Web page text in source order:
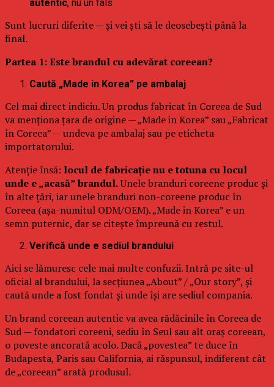
autentic, nu un fals
Sunt lucruri diferite — și vei ști să le deosebești până la
final.
Partea 1: Este brandul cu adevărat coreean?
Caută „Made in Korea” pe ambalaj
Cel mai direct indiciu. Un produs fabricat în Coreea de Sud
va menționa țara de origine — „Made in Korea” sau „Fabricat
în Coreea” — undeva pe ambalaj sau pe eticheta
importatorului.
Atenție însă: locul de fabricație nu e totuna cu locul
unde e „acasă” brandul.Unele branduri coreene produc și
în alte țări, iar unele branduri non-coreene produc în
Coreea (așa-numitul ODM/OEM). „Made in Korea” e un
semn puternic, dar se citește împreună cu restul.
Verifică unde e sediul brandului
Aici se lămuresc cele mai multe confuzii. Intră pe site-ul
oficial al brandului, la secțiunea „About” / „Our story”, și
caută unde a fost fondat și unde își are sediul compania.
Un brand coreean autentic va avea rădăcinile în Coreea de
Sud — fondatori coreeni, sediu în Seul sau alt oraș coreean,
o poveste ancorată acolo. Dacă „povestea” te duce în
Budapesta, Paris sau California, ai răspunsul, indiferent cât
de „coreean” arată produsul.